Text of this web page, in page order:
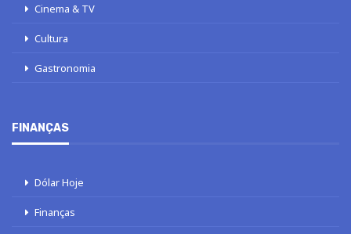
Cinema & TV
Cultura
Gastronomia
FINANÇAS
Dólar Hoje
Finanças